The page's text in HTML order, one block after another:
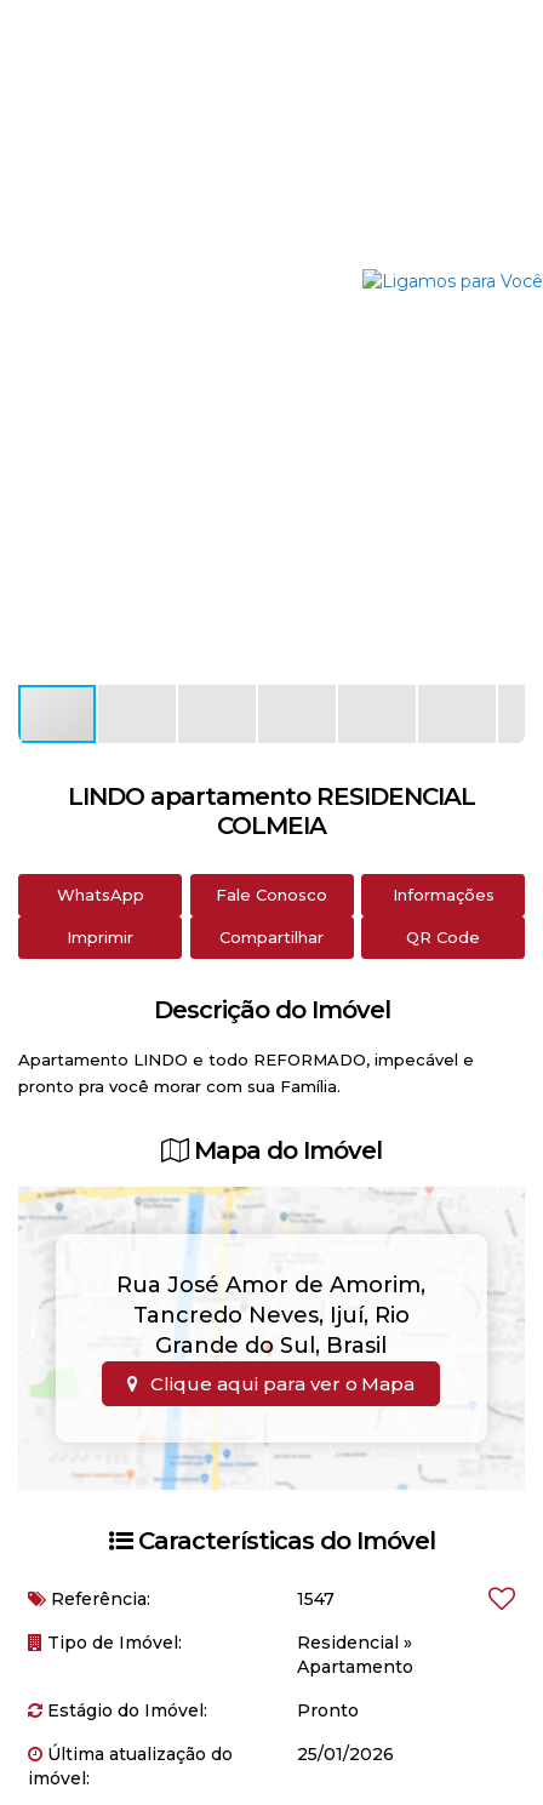
LINDO apartamento RESIDENCIAL
COLMEIA
WhatsApp Fale Conosco Informações
Imprimir Compartilhar QR Code
Descrição do Imóvel
Apartamento LINDO e todo REFORMADO, impecável e
pronto pra você morar com sua Família.
Mapa do Imóvel
Rua José Amor de Amorim,
Tancredo Neves, Ijuí, Rio
Grande do Sul , Brasil
Clique aqui para ver o Mapa
Características do Imóvel
Referência:
1547
Tipo de Imóvel:
Residencial »
Apartamento
Estágio do Imóvel:
Pronto
Última atualização do
imóvel:
25/01/2026